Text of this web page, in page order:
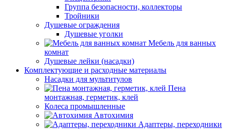
Группа безопасности, коллекторы
Тройники
Душевые ограждения
Душевые уголки
Мебель для ванных
комнат
Душевые лейки (насадки)
Комплектующие и расходные материалы
Насадки для мультитулов
Пена
монтажная, герметик, клей
Колеса промышленные
Автохимия
Адаптеры, переходники